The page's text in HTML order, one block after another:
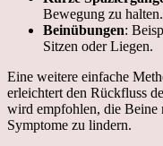
Bewegung zu halten.
Beinübungen:
Sitzen oder Liegen.
Eine weitere einfache
erleichtert den Rückfluss
wird empfohlen, die Beine
Symptome zu lindern.